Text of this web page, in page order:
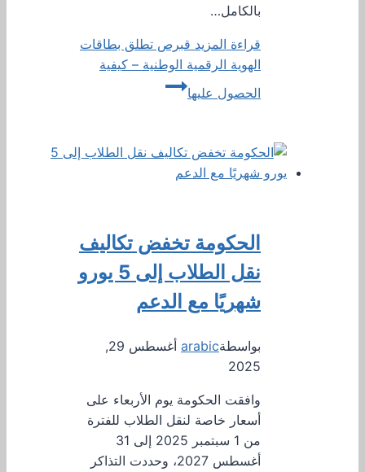
بالكامل…
قراءة المزيد قبرص تطلق بطاقات
الهوية الرقمية الوطنية – كيفية
الحصول عليها
الحكومة تخفض تكاليف
نقل الطلاب إلى 5 يورو
شهريًا مع الدعم
بواسطةarabic
أغسطس 29,
2025
وافقت الحكومة يوم الأربعاء على
أسعار خاصة لنقل الطلاب للفترة
من 1 سبتمبر 2025 إلى 31
أغسطس 2027، وحددت التذاكر